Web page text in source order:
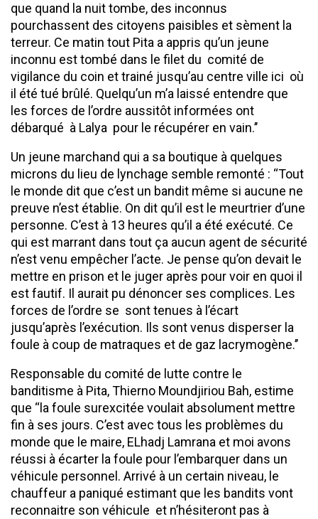
que quand la nuit tombe, des inconnus
pourchassent des citoyens paisibles et sèment la
terreur. Ce matin tout Pita a appris qu’un jeune
inconnu est tombé dans le filet du comité de
vigilance du coin et trainé jusqu’au centre ville ici où
il été tué brûlé. Quelqu’un m’a laissé entendre que
les forces de l’ordre aussitôt informées ont
débarqué à Lalya pour le récupérer en vain.’’
Un jeune marchand qui a sa boutique à quelques
microns du lieu de lynchage semble remonté : ‘‘Tout
le monde dit que c’est un bandit même si aucune ne
preuve n’est établie. On dit qu’il est le meurtrier d’une
personne. C’est à 13 heures qu’il a été exécuté. Ce
qui est marrant dans tout ça aucun agent de sécurité
n’est venu empêcher l’acte. Je pense qu’on devait le
mettre en prison et le juger après pour voir en quoi il
est fautif. Il aurait pu dénoncer ses complices. Les
forces de l’ordre se sont tenues à l’écart
jusqu’après l’exécution. Ils sont venus disperser la
foule à coup de matraques et de gaz lacrymogène.’’
Responsable du comité de lutte contre le
banditisme à Pita, Thierno Moundjiriou Bah, estime
que ‘‘la foule surexcitée voulait absolument mettre
fin à ses jours. C’est avec tous les problèmes du
monde que le maire, ELhadj Lamrana et moi avons
réussi à écarter la foule pour l’embarquer dans un
véhicule personnel. Arrivé à un certain niveau, le
chauffeur a paniqué estimant que les bandits vont
reconnaitre son véhicule et n’hésiteront pas à